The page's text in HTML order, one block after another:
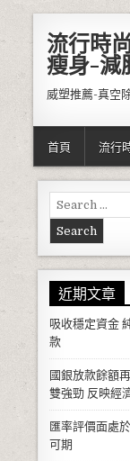
流行時
瘦身-減
威塑推薦-真空
首頁 流行
Search for:
近期文章
吸收穩定資金
款
國銀放款餘額
雙強勁 反映經
匯率評價面處
可期